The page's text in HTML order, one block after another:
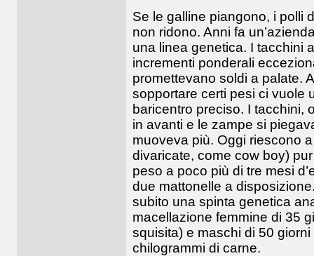
Se le galline piangono, i polli
non ridono. Anni fa
una linea genetica. I tacchini
incrementi ponderali
promettevano soldi a palate.
sopportare certi pesi ci vuole
baricentro preciso. I tacchini,
in avanti e le zampe si
muoveva più. Oggi riescono
divaricate, come cow boy)
peso a poco più di tre mesi
due mattonelle a
subito una spinta genetica
macellazione femmine di 35
squisita) e maschi di 50
chilogrammi di carne.